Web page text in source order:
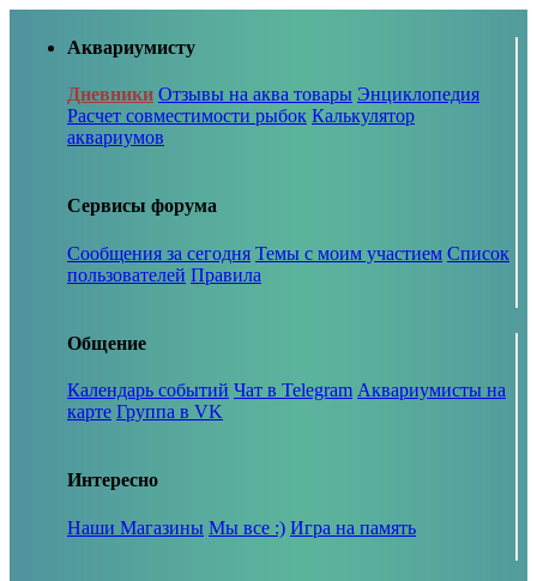
Аквариумисту
Дневники Отзывы на аква товары Энциклопедия
Расчет совместимости рыбок Калькулятор
аквариумов
Сервисы форума
Сообщения за сегодня Темы с моим участием Список
пользователей Правила
Общение
Календарь событий Чат в Telegram Аквариумисты на
карте Группа в VK
Интересно
Наши Магазины Мы все :) Игра на память